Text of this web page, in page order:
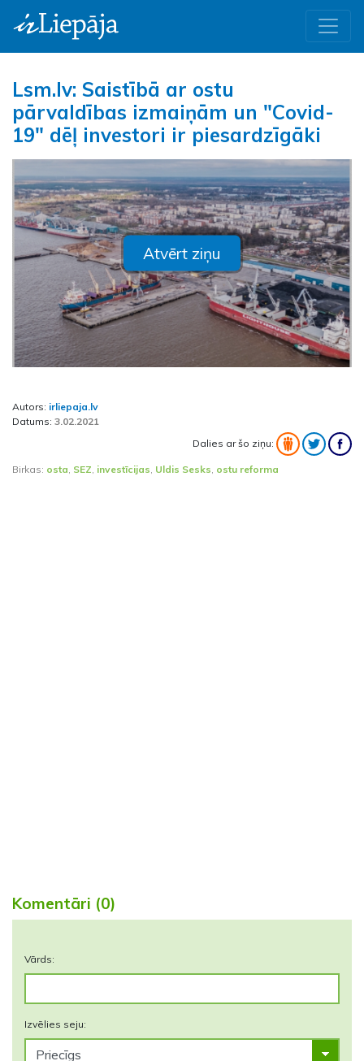
Lsm.lv: Saistībā ar ostu
pārvaldības izmaiņām un "Covid-
19" dēļ investori ir piesardzīgāki
Atvērt ziņu
Autors: irliepaja.lv
Datums: 3.02.2021
Dalies ar šo ziņu:
Birkas: osta, SEZ, investīcijas, Uldis Sesks, ostu reforma
Komentāri (0)
Vārds:
Izvēlies seju: